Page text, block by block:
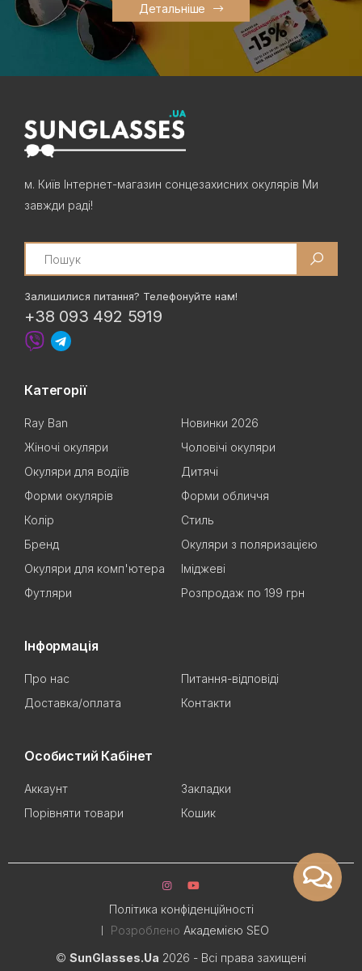
Детальніше
м. Київ Інтернет-магазин сонцезахисних окулярів Ми
завжди раді!
Search
Залишилися питання? Телефонуйте нам!
+38 093 492 5919
Категорії
Ray Ban
Новинки 2026
Жіночі окуляри
Чоловічі окуляри
Окуляри для водіїв
Дитячі
Форми окулярів
Форми обличчя
Колір
Стиль
Бренд
Окуляри з поляризацією
Окуляри для комп'ютера
Іміджеві
Футляри
Розпродаж по 199 грн
Інформація
Про нас
Питання-відповіді
Доставка/оплата
Контакти
Особистий Кабінет
Аккаунт
Закладки
Порівняти товари
Кошик
© SunGlasses.Ua 2026 - Всі права захищені
Політика конфіденційності
Розроблено Академією SEO